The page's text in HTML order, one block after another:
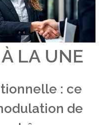
LA UNE
: ce
de